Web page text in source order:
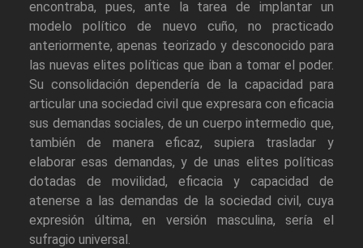
encontraba, pues, ante la tarea de implantar un
modelo político de nuevo cuño, no practicado
anteriormente, apenas teorizado y desconocido para
las nuevas elites políticas que iban a tomar el poder.
Su consolidación dependería de la capacidad para
articular una sociedad civil que expresara con eficacia
sus demandas sociales, de un cuerpo intermedio que,
también de manera eficaz, supiera trasladar y
elaborar esas demandas, y de unas elites políticas
dotadas de movilidad, eficacia y capacidad de
atenerse a las demandas de la sociedad civil, cuya
expresión última, en versión masculina, sería el
sufragio universal.